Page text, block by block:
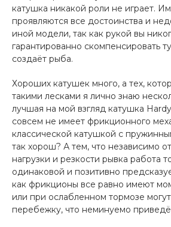
катушка никакой роли не играет.
проявляются все достоинства и
иной модели, так как рукой вы
гарантированно скомпенсировать
создаёт рыба.
Хороших катушек много, а тех,
такими лесками я лично знаю
лучшая на мой взгляд катушка
совсем не имеет фрикционного
классической катушкой с
так хорош? А тем, что независимо
нагрузки и резкости рывка работа
одинаковой и позитивно
как фрикционы все равно имеют
или при ослабленном тормозе
перебежку, что неминуемо